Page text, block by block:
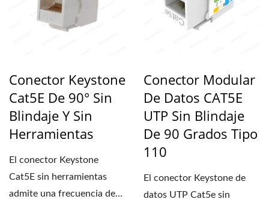
Conector Keystone
Cat5E De 90° Sin
Blindaje Y Sin
Herramientas
El conector Keystone
Cat5E sin herramientas
admite una frecuencia de
Conector Modular
De Datos CAT5E
UTP Sin Blindaje
De 90 Grados Tipo
110
El conector Keystone de
datos UTP Cat5e sin